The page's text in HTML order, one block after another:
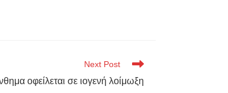
Next Post
οφείλεται σε ιογενή λοίμωξη